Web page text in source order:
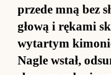
przede mną bez
głową i rękami
wy­tar­tym
Na­gle wstał,